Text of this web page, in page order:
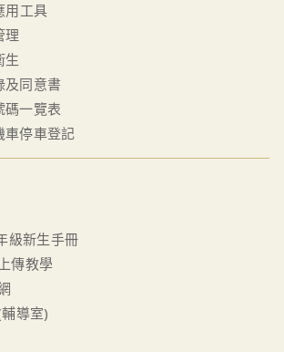
用工具
理
生
及同意書
碼一覽表
車停車登記
級新生手冊
傳教學
導室)